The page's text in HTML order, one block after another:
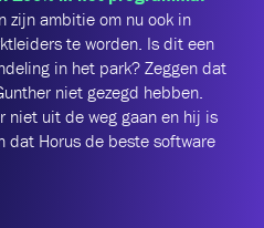
zijn ambitie om nu ook in
te worden. Is dit een
in het park? Zeggen dat
niet gezegd hebben.
niet uit de weg gaan en hij is
dat Horus de beste software